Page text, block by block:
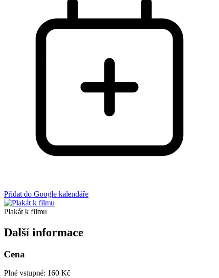
Přidat do Google kalendáře
Plakát k filmu
Další informace
Cena
Plné vstupné: 160 Kč